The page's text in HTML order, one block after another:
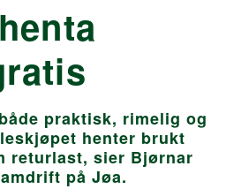
praktisk, rimelig og
henter brukt
returlast, sier Bjørnar
på Jøa.